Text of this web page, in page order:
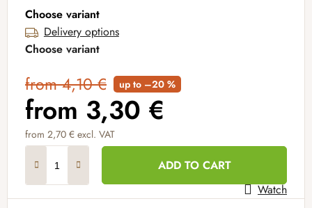
Choose variant
Delivery options
Choose variant
from 4,10 € up to –20 %
from 3,30 €
from 2,70 € excl. VAT
ADD TO CART
Watch